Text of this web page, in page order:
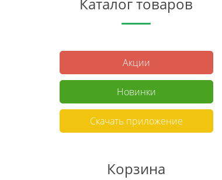
Акции
Новинки
Скачать приложение
Корзина